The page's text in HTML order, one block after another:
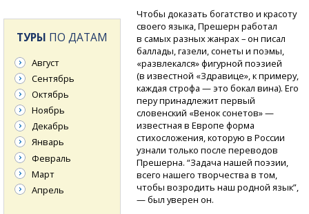
Чтобы доказать богатство и красоту
своего языка, Прешерн работал
в самых разных жанрах – он писал
баллады, газели, сонеты и поэмы,
«развлекался» фигурной поэзией
(в известной «Здравице», к примеру,
каждая строфа — это бокал вина). Его
перу принадлежит первый
словенский «Венок сонетов» —
известная в Европе форма
стихосложения, которую в России
узнали только после переводов
Прешерна. “Задача нашей поэзии,
всего нашего творчества в том,
чтобы возродить наш родной язык”,
— был уверен он.
ТУРЫ ПО ДАТАМ
Август
Сентябрь
Октябрь
Ноябрь
Декабрь
Январь
Февраль
Март
Апрель